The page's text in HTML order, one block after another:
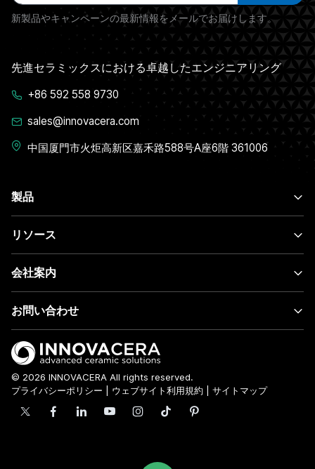
製品
リソース
会社案内
お問い合わせ
新製品やキャンペーンの最新情報をメールでお届けします。
先進セラミックスにおける卓越したエンジニアリング
+86 592 558 9730
sales@innovacera.com
中国厦門市火炬高新区嘉禾路588号A座6階 361006
© 2026 INNOVACERA All rights reserved.
プライバシーポリシー
ウェブサイト利用規約 サイトマップ